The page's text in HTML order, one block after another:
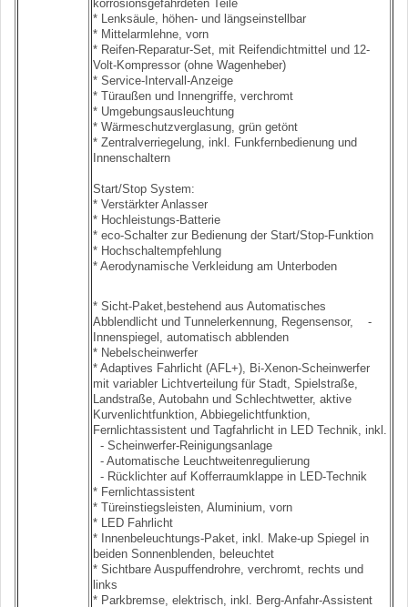
korrosionsgefährdeten Teile
* Lenksäule, höhen- und längseinstellbar
* Mittelarmlehne, vorn
* Reifen-Reparatur-Set, mit Reifendichtmittel und 12-
Volt-Kompressor (ohne Wagenheber)
* Service-Intervall-Anzeige
* Türaußen und Innengriffe, verchromt
* Umgebungsausleuchtung
* Wärmeschutzverglasung, grün getönt
* Zentralverriegelung, inkl. Funkfernbedienung und
Innenschaltern
Start/Stop System:
* Verstärkter Anlasser
* Hochleistungs-Batterie
* eco-Schalter zur Bedienung der Start/Stop-Funktion
* Hochschaltempfehlung
* Aerodynamische Verkleidung am Unterboden
* Sicht-Paket,bestehend aus Automatisches
Abblendlicht und Tunnelerkennung, Regensensor, -
Innenspiegel, automatisch abblenden
* Nebelscheinwerfer
* Adaptives Fahrlicht (AFL+), Bi-Xenon-Scheinwerfer
mit variabler Lichtverteilung für Stadt, Spielstraße,
Landstraße, Autobahn und Schlechtwetter, aktive
Kurvenlichtfunktion, Abbiegelichtfunktion,
Fernlichtassistent und Tagfahrlicht in LED Technik, inkl.
- Scheinwerfer-Reinigungsanlage
- Automatische Leuchtweitenregulierung
- Rücklichter auf Kofferraumklappe in LED-Technik
* Fernlichtassistent
* Türeinstiegsleisten, Aluminium, vorn
* LED Fahrlicht
* Innenbeleuchtungs-Paket, inkl. Make-up Spiegel in
beiden Sonnenblenden, beleuchtet
* Sichtbare Auspuffendrohre, verchromt, rechts und
links
* Parkbremse, elektrisch, inkl. Berg-Anfahr-Assistent